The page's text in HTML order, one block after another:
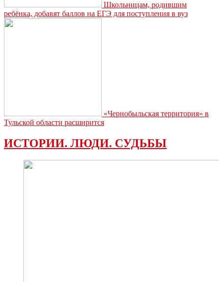
Школьницам, родившим
ребёнка, добавят баллов на ЕГЭ для поступления в вуз
«Чернобыльская территория» в
Тульской области расширится
ИСТОРИИ. ЛЮДИ. СУДЬБЫ